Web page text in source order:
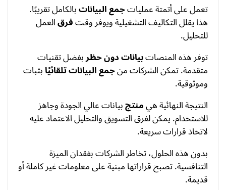
تعمل على أتمتة عملياتجمع البياناتبالكامل تقريبًا.
هذا يقلل التكاليف التشغيلية ويوفر وقتفرقالعمل
للتحليل.
توفر هذه المنصاتبيانات دون حظربفضل تقنيات
متقدمة. تمكن الشركات منجمع البيانات تلقائيًابثبات
وموثوقية.
النتيجة النهائية هيمنتجبيانات عالي الجودة وجاهز
للاستخدام. يمكن لفرق التسويق والتحليل الاعتماد عليه
لاتخاذ قرارات سريعة.
بدون هذه الحلول، تخاطر الشركات بفقدان الميزة
التنافسية. تصبح قراراتها مبنية على معلومات غير كاملة أو
قديمة.